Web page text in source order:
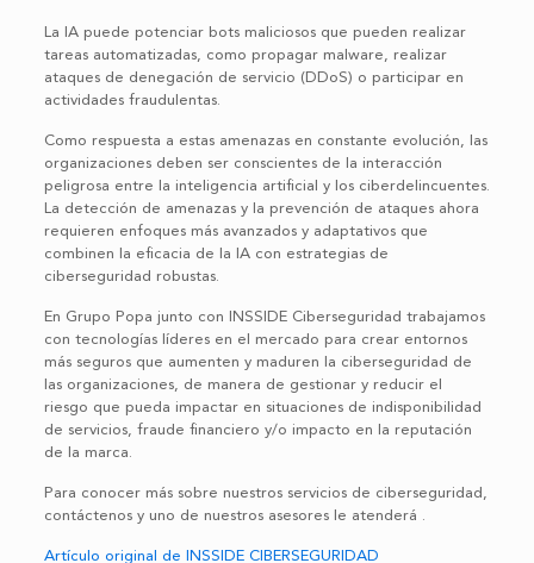
La IA puede potenciar bots maliciosos que pueden realizar
tareas automatizadas, como propagar malware, realizar
ataques de denegación de servicio (DDoS) o participar en
actividades fraudulentas.
Como respuesta a estas amenazas en constante evolución, las
organizaciones deben ser conscientes de la interacción
peligrosa entre la inteligencia artificial y los ciberdelincuentes.
La detección de amenazas y la prevención de ataques ahora
requieren enfoques más avanzados y adaptativos que
combinen la eficacia de la IA con estrategias de
ciberseguridad robustas.
En Grupo Popa junto con INSSIDE Ciberseguridad trabajamos
con tecnologías líderes en el mercado para crear entornos
más seguros que aumenten y maduren la ciberseguridad de
las organizaciones, de manera de gestionar y reducir el
riesgo que pueda impactar en situaciones de indisponibilidad
de servicios, fraude financiero y/o impacto en la reputación
de la marca.
Para conocer más sobre nuestros servicios de ciberseguridad,
contáctenos y uno de nuestros asesores le atenderá .
Artículo original de INSSIDE CIBERSEGURIDAD